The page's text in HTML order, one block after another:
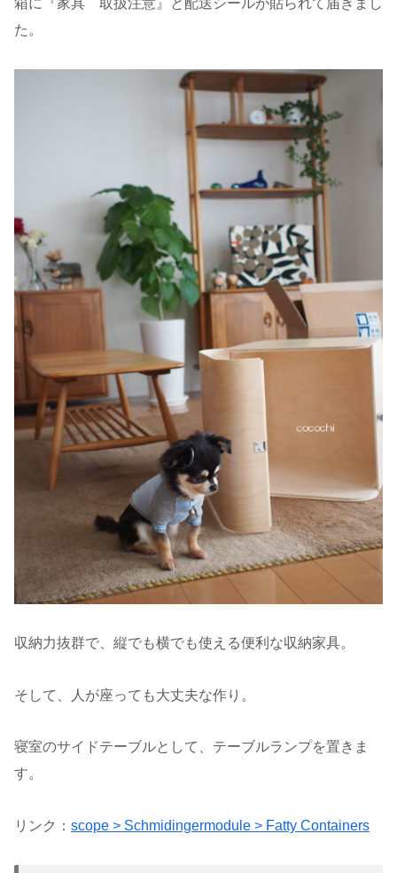
箱に『家具 取扱注意』と配送シールが貼られて届きまし
た。
収納力抜群で、縦でも横でも使える便利な収納家具。
そして、人が座っても大丈夫な作り。
寝室のサイドテーブルとして、テーブルランプを置きま
す。
リンク： scope > Schmidingermodule > Fatty Containers